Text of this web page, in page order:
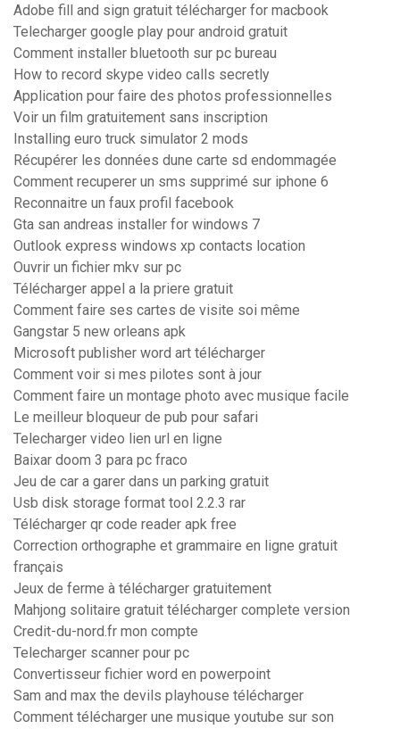
Adobe fill and sign gratuit télécharger for macbook
Telecharger google play pour android gratuit
Comment installer bluetooth sur pc bureau
How to record skype video calls secretly
Application pour faire des photos professionnelles
Voir un film gratuitement sans inscription
Installing euro truck simulator 2 mods
Récupérer les données dune carte sd endommagée
Comment recuperer un sms supprimé sur iphone 6
Reconnaitre un faux profil facebook
Gta san andreas installer for windows 7
Outlook express windows xp contacts location
Ouvrir un fichier mkv sur pc
Télécharger appel a la priere gratuit
Comment faire ses cartes de visite soi même
Gangstar 5 new orleans apk
Microsoft publisher word art télécharger
Comment voir si mes pilotes sont à jour
Comment faire un montage photo avec musique facile
Le meilleur bloqueur de pub pour safari
Telecharger video lien url en ligne
Baixar doom 3 para pc fraco
Jeu de car a garer dans un parking gratuit
Usb disk storage format tool 2.2.3 rar
Télécharger qr code reader apk free
Correction orthographe et grammaire en ligne gratuit
français
Jeux de ferme à télécharger gratuitement
Mahjong solitaire gratuit télécharger complete version
Credit-du-nord.fr mon compte
Telecharger scanner pour pc
Convertisseur fichier word en powerpoint
Sam and max the devils playhouse télécharger
Comment télécharger une musique youtube sur son